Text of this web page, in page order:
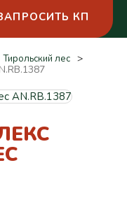
КП
Тирольский лес